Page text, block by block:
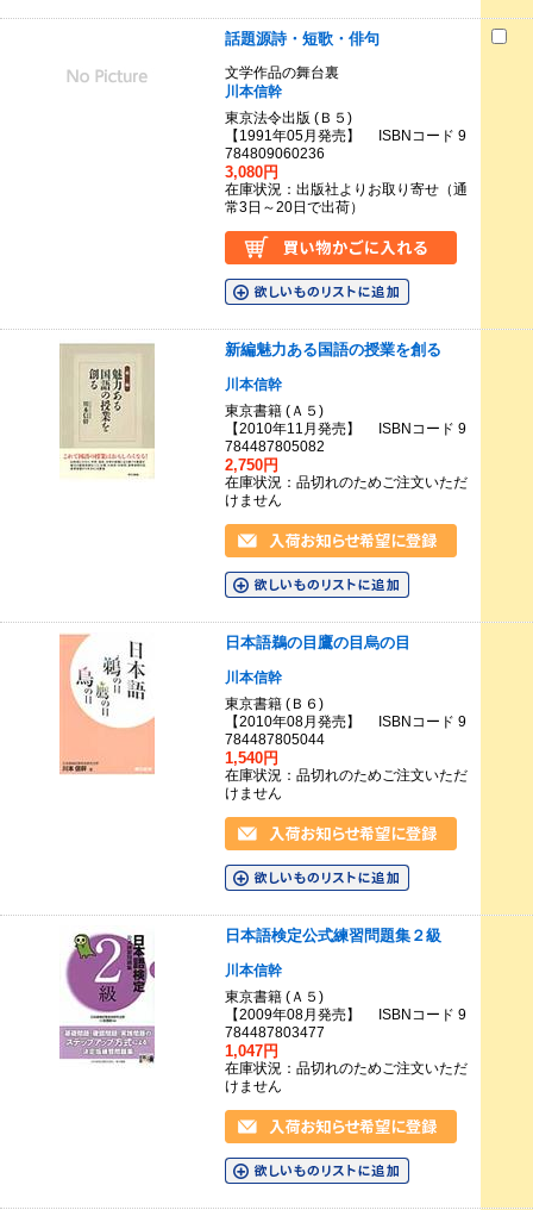
話題源詩・短歌・俳句
文学作品の舞台裏
川本信幹
東京法令出版 (Ｂ５)
【1991年05月発売】 ISBNコード 9
784809060236
3,080円
在庫状況：出版社よりお取り寄せ（通
常3日～20日で出荷）
新編魅力ある国語の授業を創る
川本信幹
東京書籍 (Ａ５)
【2010年11月発売】 ISBNコード 9
784487805082
2,750円
在庫状況：品切れのためご注文いただ
けません
日本語鵜の目鷹の目烏の目
川本信幹
東京書籍 (Ｂ６)
【2010年08月発売】 ISBNコード 9
784487805044
1,540円
在庫状況：品切れのためご注文いただ
けません
日本語検定公式練習問題集２級
川本信幹
東京書籍 (Ａ５)
【2009年08月発売】 ISBNコード 9
784487803477
1,047円
在庫状況：品切れのためご注文いただ
けません